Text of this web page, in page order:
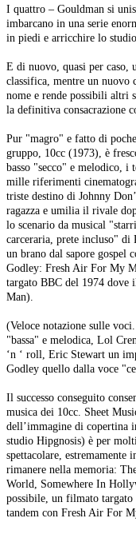
I quattro – Gouldman si
imbarcano in una serie
in piedi e arricchire lo
E di nuovo, quasi per caso,
classifica, mentre un
nome e rende possibili altri
la definitiva consacrazione
Pur "magro" e fatto di
gruppo, 10cc (1973), è
basso "secco" e melodico,
mille riferimenti
triste destino di Johnny
ragazza e umilia il rivale
lo scenario da musical
carceraria, prete incluso" di
un brano dal sapore gospel
Godley: Fresh Air For My
targato BBC del 1974 dove
Man).
(Veloce notazione sulle
"bassa" e melodica, Lol
‘n ‘ roll, Eric Stewart un
Godley quello dalla voce
Il successo conseguito
musica dei 10cc. Sheet
dell’immagine di copertina
studio Hipgnosis) è per
spettacolare,
rimanere nella memoria:
World, Somewhere In
possibile, un filmato
tandem con Fresh Air For